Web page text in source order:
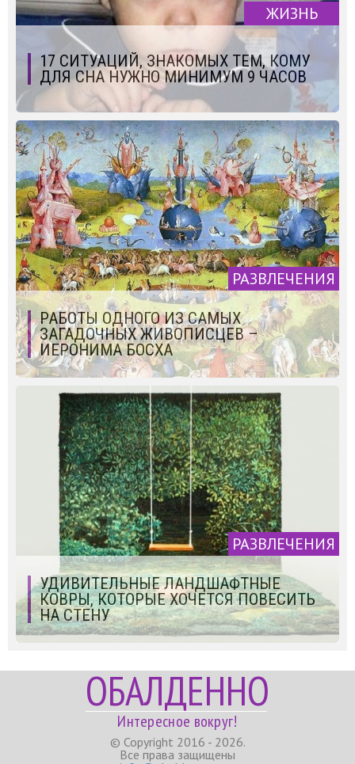
ЖИЗНЬ
17 СИТУАЦИЙ, ЗНАКОМЫХ ТЕМ, КОМУ
ДЛЯ СНА НУЖНО МИНИМУМ 9 ЧАСОВ
РАЗВЛЕЧЕНИЯ
РАБОТЫ ОДНОГО ИЗ САМЫХ
ЗАГАДОЧНЫХ ЖИВОПИСЦЕВ –
ИЕРОНИМА БОСХА
РАЗВЛЕЧЕНИЯ
УДИВИТЕЛЬНЫЕ ЛАНДШАФТНЫЕ
КОВРЫ, КОТОРЫЕ ХОЧЕТСЯ ПОВЕСИТЬ
НА СТЕНУ
ОБАЛДЕННО
Интересное вокруг!
© Copyright 2016 - 2026.
Все права защищены